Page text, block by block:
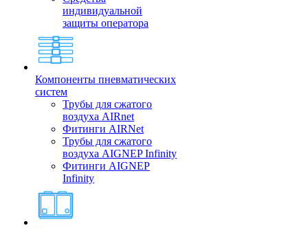
индивидуальной
защиты оператора
Компоненты пневматических
систем
Трубы для сжатого
воздуха AIRnet
Фитинги AIRNet
Трубы для сжатого
воздуха AIGNEP Infinity
Фитинги AIGNEP
Infinity